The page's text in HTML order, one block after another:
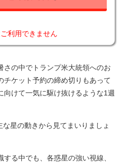
利用できません
さの中でトランプ米大統領へのお
チケット予約の締め切りもあって
けて一気に駆け抜けるような1週
星の動きから見てまいりましょ
る中でも、各惑星の強い視線、